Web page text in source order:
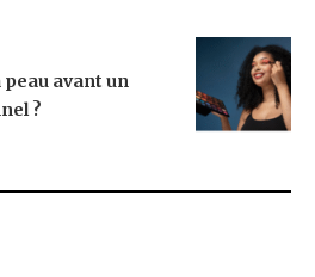
avant un
?